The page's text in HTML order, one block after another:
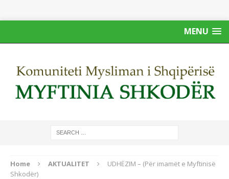
MENU
Home AKTUALITET
UDHËZIM – (Për imamët e Myftinisë
Shkodër)